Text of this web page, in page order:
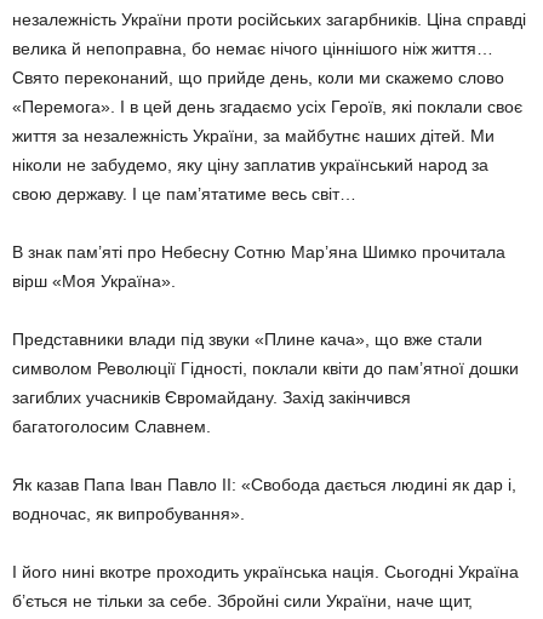
незалеж­ність України проти російських загарбників. Ціна справді
велика й непоправна, бо не­має нічого ціннішого ніж життя…
Свято переконаний, що прийде день, коли ми скажемо слово
«Перемога». І в цей день згадаємо усіх Героїв, які поклали своє
жит­тя за незалежність України, за майбутнє наших дітей. Ми
ніколи не забудемо, яку ціну заплатив український народ за
свою державу. І це пам’ятатиме весь світ…
В знак пам’яті про Небесну Сотню Мар’я­на Шимко прочитала
вірш «Моя Україна».
Представники влади під звуки «Плине кача», що вже стали
символом Революції Гідності, поклали квіти до пам’ятної дошки
загиблих учасників Євромайдану. Захід закінчився
багатоголосим Славнем.
Як казав Папа Іван Павло ІІ: «Свобода дається людині як дар і,
водночас, як вип­робування».
І його нині вкотре проходить українська нація. Сьогодні Україна
б’ється не тільки за себе. Збройні сили України, наче щит,